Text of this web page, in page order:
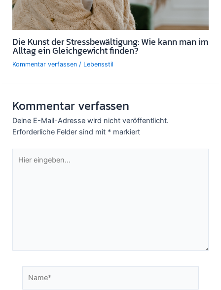
Die Kunst der Stressbewältigung: Wie kann man im
Alltag ein Gleichgewicht finden?
Kommentar verfassen / Lebensstil
Kommentar verfassen
Deine E-Mail-Adresse wird nicht veröffentlicht.
Erforderliche Felder sind mit * markiert
eingeben…